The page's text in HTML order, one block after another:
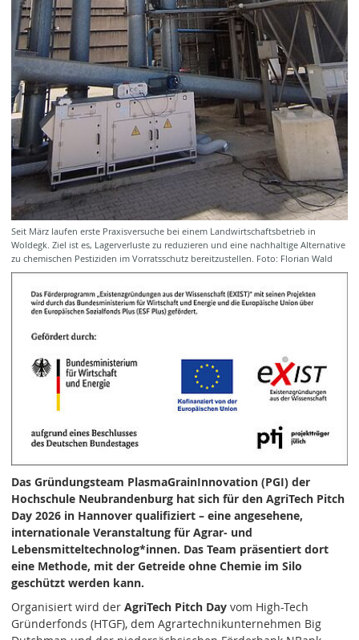
Seit März laufen erste Praxisversuche bei einem Landwirtschaftsbetrieb in
Woldegk. Ziel ist es, Lagerverluste zu reduzieren und eine nachhaltige Alternative
zu chemischen Pestiziden im Vorratsschutz bereitzustellen. Foto: Florian Wald
Das Gründungsteam PlasmaGrainInnovation (PGI) der
Hochschule Neubrandenburg hat sich für den AgriTech Pitch
Day 2026 in Hannover qualifiziert – eine angesehene,
internationale Veranstaltung für Agrar- und
Lebensmitteltechnolog*innen. Das Team präsentiert dort
eine Methode, mit der Getreide ohne Chemie im Silo
geschützt werden kann.
Organisiert wird derAgriTech Pitch Day vom High-Tech
Gründerfonds (HTGF), dem Agrartechnikunternehmen Big